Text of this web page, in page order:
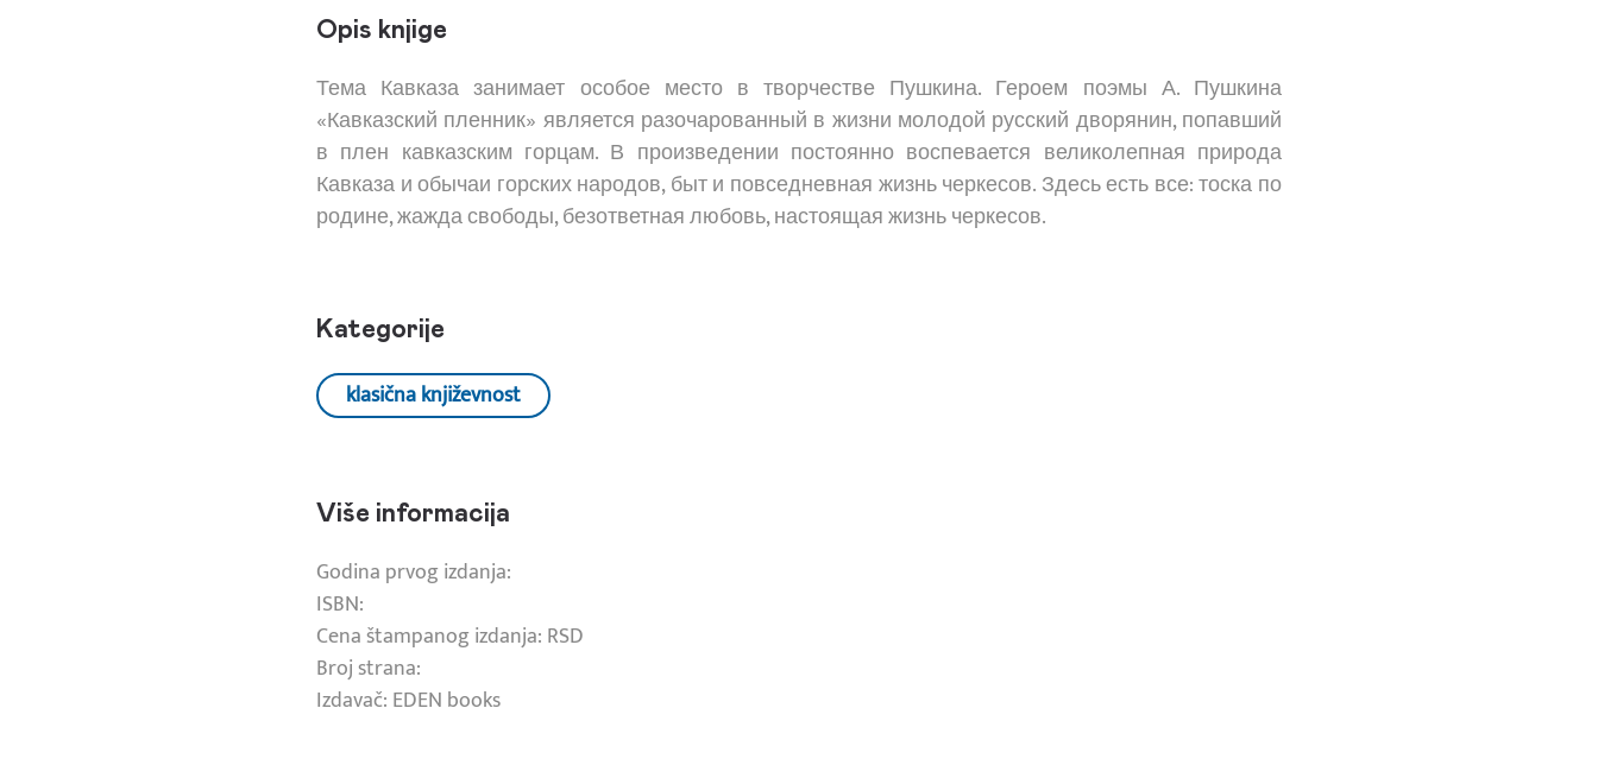
Opis knjige
Тема Кавказа занимает особое место в творчестве Пушкина. Героем поэмы А. Пушкина
«Кавказский пленник» является разочарованный в жизни молодой русский дворянин, попавший
в плен кавказским горцам. В произведении постоянно воспевается великолепная природа
Кавказа и обычаи горских народов, быт и повседневная жизнь черкесов. Здесь есть все: тоска по
родине, жажда свободы, безответная любовь, настоящая жизнь черкесов.
Kategorije
klasična književnost
Više informacija
Godina prvog izdanja:
ISBN:
Cena štampanog izdanja: RSD
Broj strana:
Izdavač: EDEN books